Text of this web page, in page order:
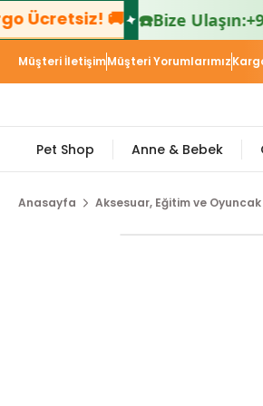
Ücretsiz! 🚚 ☎️Bize Ulaşın:+90
Müşteri İletişimMüşteri Yorumlarımız
Pet Shop Anne & Bebek
Anasayfa Aksesuar, Eğitim ve Oyuncak